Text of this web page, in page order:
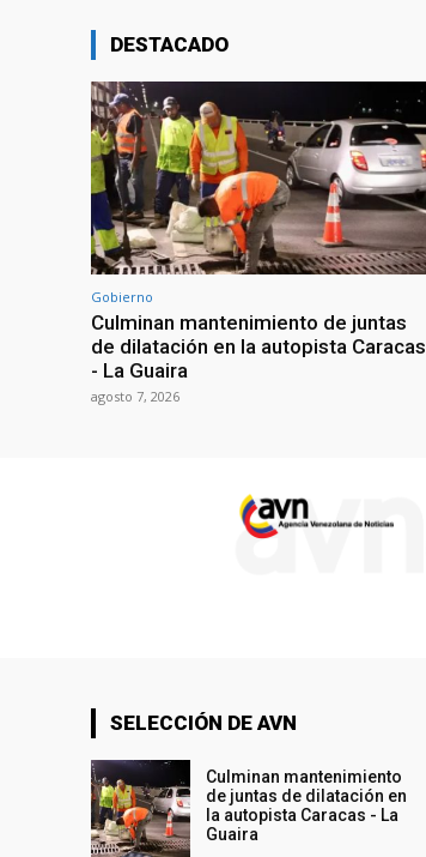
DESTACADO
Gobierno
Culminan mantenimiento de juntas
de dilatación en la autopista Caracas
- La Guaira
agosto 7, 2026
SELECCIÓN DE AVN
Culminan mantenimiento
de juntas de dilatación en
la autopista Caracas - La
Guaira